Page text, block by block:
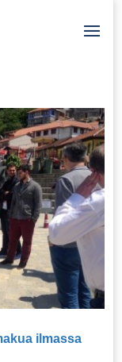
ilmassa